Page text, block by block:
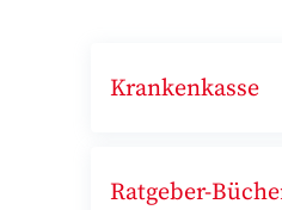
Krankenkasse
Ratgeber-